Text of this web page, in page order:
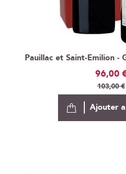
Pauillac et Saint-Emilion -
Prix
Spécial
96,00
103,00 €
Ajouter